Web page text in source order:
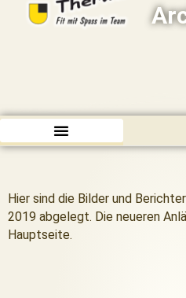
Hier sind die Bilder und
2019 abgelegt. Die neueren
Hauptseite.